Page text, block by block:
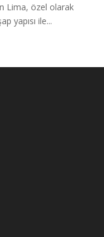
Lima, özel olarak
yapısı ile...